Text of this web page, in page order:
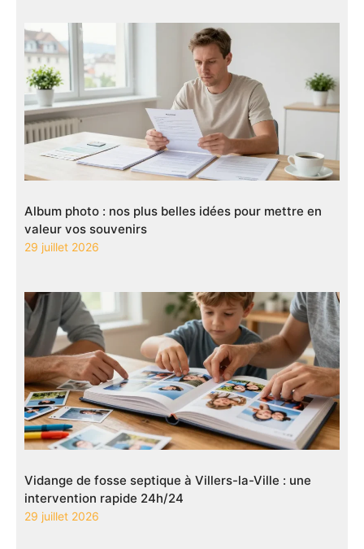
Album photo : nos plus belles idées pour mettre en
valeur vos souvenirs
29 juillet 2026
Vidange de fosse septique à Villers-la-Ville : une
intervention rapide 24h/24
29 juillet 2026